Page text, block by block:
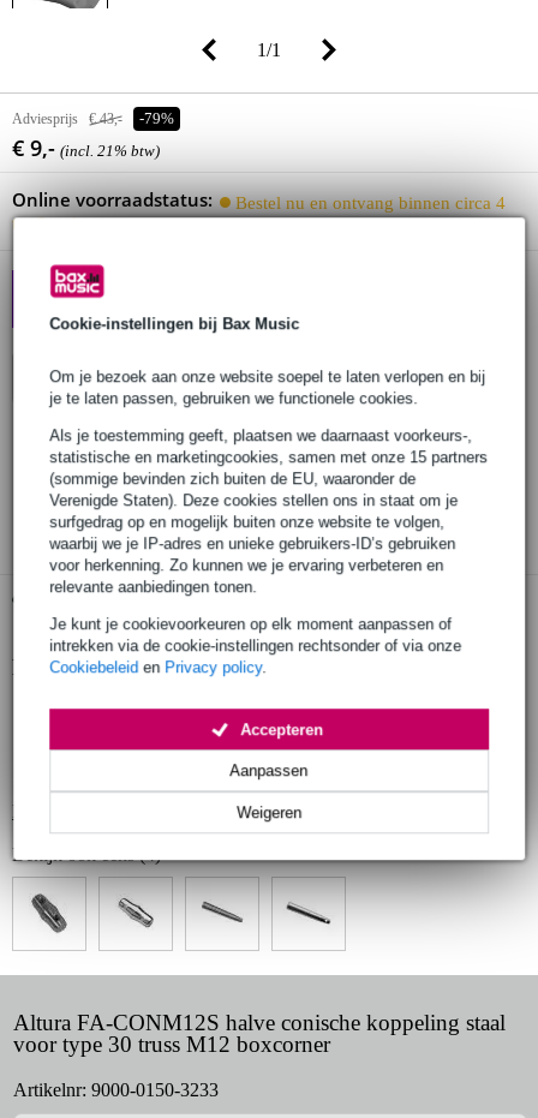
Cookie-instellingen bij Bax Music
Om je bezoek aan onze website soepel te laten verlopen en bij
je te laten passen, gebruiken we functionele cookies.
Als je toestemming geeft, plaatsen we daarnaast voorkeurs-,
statistische en marketingcookies, samen met onze 15 partners
(sommige bevinden zich buiten de EU, waaronder de
Verenigde Staten). Deze cookies stellen ons in staat om je
surfgedrag op en mogelijk buiten onze website te volgen,
waarbij we je IP-adres en unieke gebruikers-ID’s gebruiken
voor herkenning. Zo kunnen we je ervaring verbeteren en
relevante aanbiedingen tonen.
Je kunt je cookievoorkeuren op elk moment aanpassen of
intrekken via de cookie-instellingen rechtsonder of via onze
Cookiebeleid en Privacy policy.
Weigeren
Aanpassen
Accepteren
1/1
Adviesprijs € 43,- -79%
€ 9,- (incl. 21% btw)
Online voorraadstatus:
Bestel nu en ontvang binnen circa 4
tot 6 weken
[NIEUW] ALTURA: Pro
Truss, Scherp Geprijsd
In winkelwagen
30 dagen 'niet goed geld terug' garantie
3 jaar Bax Music garantie
Gratis ophalen in de winkel
Productinformatie
geproduceerd in Europa volgens strenge eisen
gefabriceerd door een fabrikant met meer dan 20 jaar ervaring
vervaardigd uit hoogwaardig staal voor maximale treksterkte
Bekijk alle productspecificaties
Bekijk ook eens (4)
Altura FA-CONM12S halve conische koppeling staal
voor type 30 truss M12 boxcorner
Artikelnr: 9000-0150-3233